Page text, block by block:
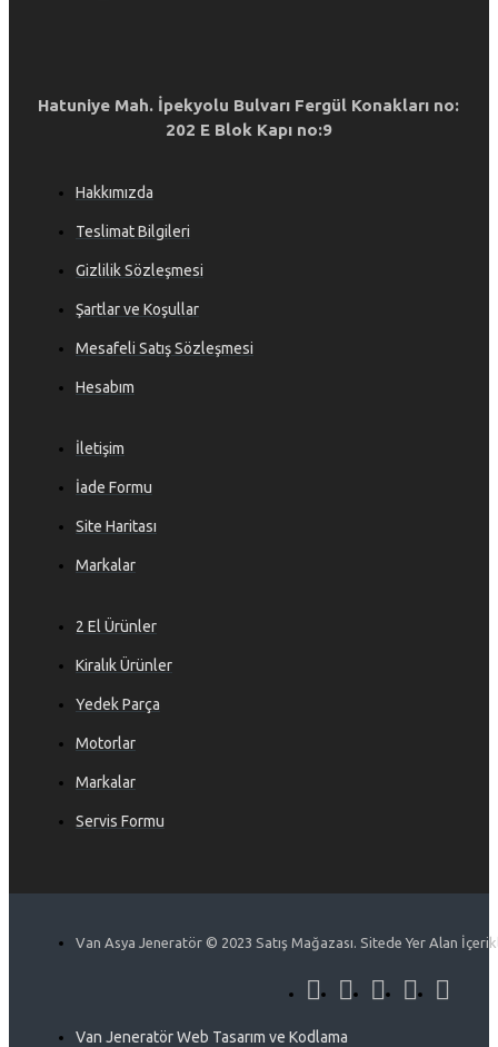
Hatuniye Mah. İpekyolu Bulvarı Fergül Konakları no:
202 E Blok Kapı no:9
Hakkımızda
Teslimat Bilgileri
Gizlilik Sözleşmesi
Şartlar ve Koşullar
Mesafeli Satış Sözleşmesi
Hesabım
İletişim
İade Formu
Site Haritası
Markalar
2 El Ürünler
Kiralık Ürünler
Yedek Parça
Motorlar
Markalar
Servis Formu
Van Asya Jeneratör © 2023 Satış Mağazası. Sitede Yer Alan
Van Jeneratör Web Tasarım ve Kodlama